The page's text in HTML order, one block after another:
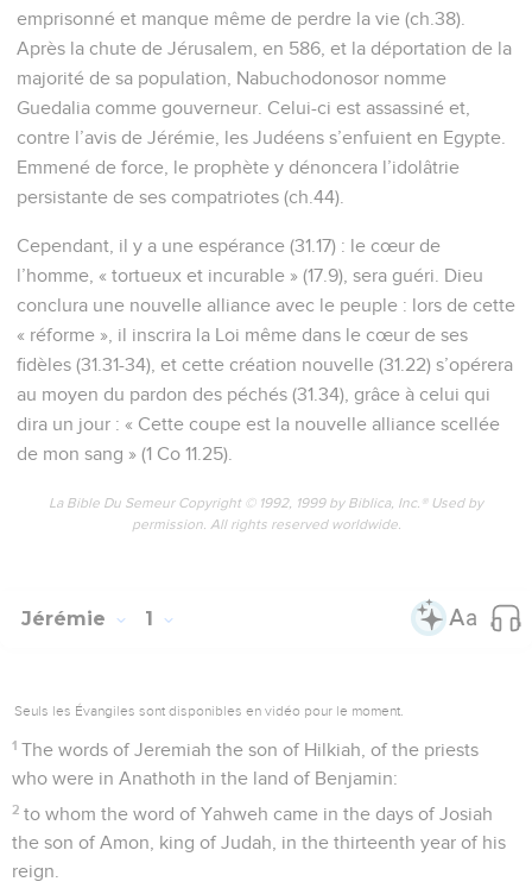
emprisonné et manque même de perdre la vie (ch.38).
Après la chute de Jérusalem, en 586, et la déportation de la
majorité de sa population, Nabuchodonosor nomme
Guedalia comme gouverneur. Celui-ci est assassiné et,
contre l’avis de Jérémie, les Judéens s’enfuient en Egypte.
Emmené de force, le prophète y dénoncera l’idolâtrie
persistante de ses compatriotes (ch.44).
Cependant, il y a une espérance (31.17) : le cœur de
l’homme, « tortueux et incurable » (17.9), sera guéri. Dieu
conclura une nouvelle alliance avec le peuple : lors de cette
« réforme », il inscrira la Loi même dans le cœur de ses
fidèles (31.31-34), et cette création nouvelle (31.22) s’opérera
au moyen du pardon des péchés (31.34), grâce à celui qui
dira un jour : « Cette coupe est la nouvelle alliance scellée
de mon sang » (1 Co 11.25).
La Bible Du Semeur Copyright © 1992, 1999 by Biblica, Inc.® Used by
permission. All rights reserved worldwide.
Jérémie 1
Seuls les Évangiles sont disponibles en vidéo pour le moment.
1 The words of Jeremiah the son of Hilkiah, of the priests
who were in Anathoth in the land of Benjamin:
2 to whom the word of Yahweh came in the days of Josiah
the son of Amon, king of Judah, in the thirteenth year of his
reign.